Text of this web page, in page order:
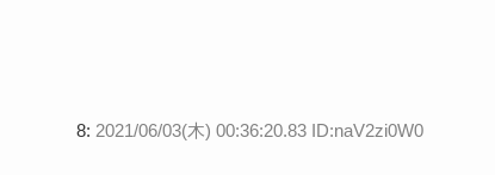
8: 2021/06/03(木) 00:36:20.83 ID:naV2zi0W0